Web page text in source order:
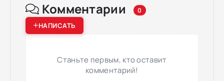
Комментарии 0
НАПИСАТЬ
Станьте первым, кто оставит
комментарий!